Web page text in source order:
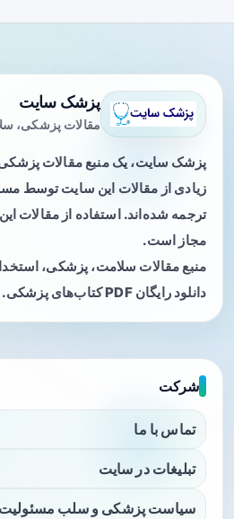
پزشک سایت
مقالات پزشکی،
پزشک سایت، یک منبع مقالات
زیادی از مقالات این سایت توسط
ترجمه شده‌اند. استفاده از مقالات
مجاز است.
منبع مقالات سلامت، پزشکی،
دانلود رایگان PDF کتاب‌های پزشکی.
شرکت
تماس با ما
تبلیغات در سایت
سیاست پزشکی و سلب مسئولیت